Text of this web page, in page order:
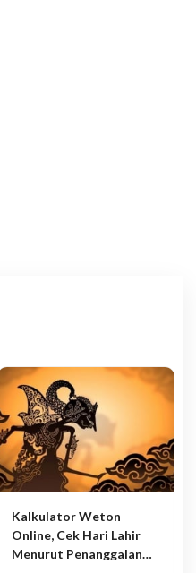
Kalkulator Weton
Online, Cek Hari Lahir
Menurut Penanggalan